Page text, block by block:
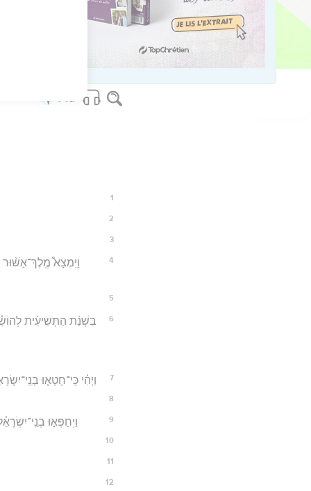
20
Software - sblgnt.com
1
2
3
4
וַיִּמְצָא֩
5
6 בִּשְׁנַ֨ת הַתְּשִׁיעִ֜ית
7 וַיְהִ֗י כִּֽי־חָטְא֤וּ
8
9 וַיְחַפְּא֣וּ
10
11
12